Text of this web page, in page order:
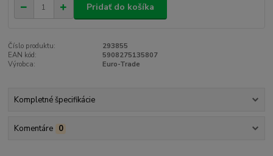
Pridať do košíka
Číslo produktu:
293855
EAN kód:
5908275135807
Výrobca:
Euro-Trade
Kompletné špecifikácie
Komentáre 0